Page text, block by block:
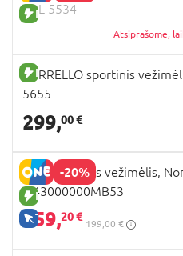
NAUJA PREKĖ
CRL-5534
Atsiprašome,
NAUJA PREKĖ
CARRELLO sportinis
5655
299,00 €
-20%
NAUJA PREKĖ
TIK INTERNETU
ARIA sportinis vežimėlis,
IP43000000MB53
159,20 €
199,00 €